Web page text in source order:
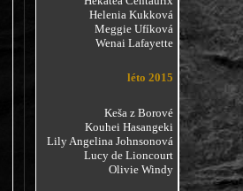
Helenia Kukková
Meggie Ufíková
Wenai Lafayette
léto 2015
Keša z Borové
Kouhei Hasangeki
Lily Angelina Johnsonová
Lucy de Lioncourt
Olivie Windy